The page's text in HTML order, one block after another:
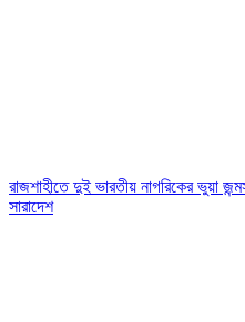
রাজশাহীতে দুই ভারতীয় নাগরিকের ভুয়া
সারাদেশ